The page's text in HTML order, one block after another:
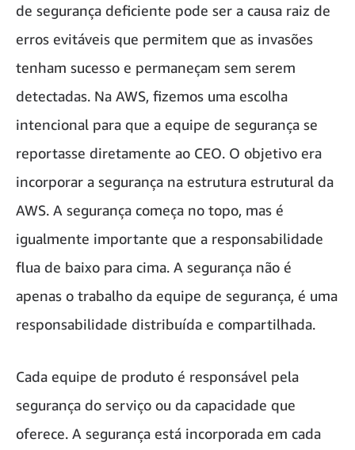
de segurança deficiente pode ser a causa raiz de
erros evitáveis que permitem que as invasões
tenham sucesso e permaneçam sem serem
detectadas. Na AWS, fizemos uma escolha
intencional para que a equipe de segurança se
reportasse diretamente ao CEO. O objetivo era
incorporar a segurança na estrutura estrutural da
AWS. A segurança começa no topo, mas é
igualmente importante que a responsabilidade
flua de baixo para cima. A segurança não é
apenas o trabalho da equipe de segurança, é uma
responsabilidade distribuída e compartilhada.
Cada equipe de produto é responsável pela
segurança do serviço ou da capacidade que
oferece. A segurança está incorporada em cada